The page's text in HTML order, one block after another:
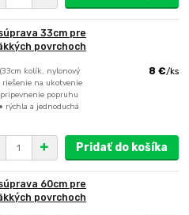
33cm pre
povrchoch
kolík, nylonový
na ukotvenie
popruhu
a jednoduchá
8 €/ks
Pridať do košíka
60cm pre
povrchoch